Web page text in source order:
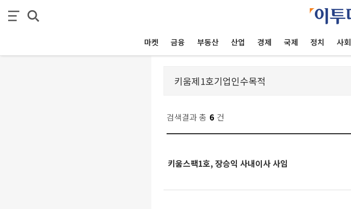
마켓 금융 부동산 산업 경제 국제 정치 사회
검색결과 총 6 건
키움스팩1호, 장승익 사내이사 사임